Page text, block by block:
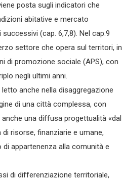
posta sugli indicatori che
abitative e mercato
(cap. 6,7,8). Nel cap.9
settore che opera sul territori, in
di promozione sociale (APS), con
negli ultimi anni.
anche nella disaggregazione
di una città complessa, con
una diffusa progettualità «dal
risorse, finanziarie e umane,
appartenenza alla comunità e
di differenziazione territoriale,